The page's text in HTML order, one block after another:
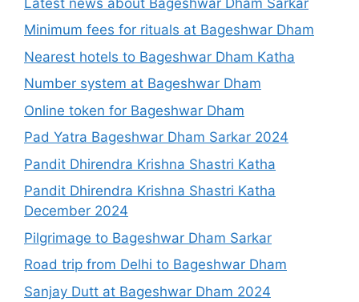
Minimum fees for rituals at Bageshwar Dham
Nearest hotels to Bageshwar Dham Katha
Number system at Bageshwar Dham
Online token for Bageshwar Dham
Pad Yatra Bageshwar Dham Sarkar 2024
Pandit Dhirendra Krishna Shastri Katha
Pandit Dhirendra Krishna Shastri Katha
December 2024
Pilgrimage to Bageshwar Dham Sarkar
Road trip from Delhi to Bageshwar Dham
Sanjay Dutt at Bageshwar Dham 2024